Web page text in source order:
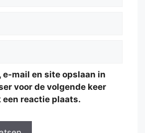
e-mail en site opslaan in
voor de volgende keer
een reactie plaats.